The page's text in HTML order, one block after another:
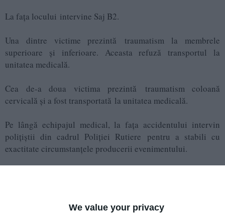
We value your privacy
La fața locului intervine Saj B2.
Una dintre victime prezintă traumatism la membrele
superioare și inferioare. Aceasta refuză transportul la
unitatea medicală.
Cea de-a doua victima prezintă traumatism coloană
cervicală și a fost transportată la unitatea medicală.
Pe lângă echipajul medical, la fața accidentului intervin
polițiștii din cadrul Poliției Rutiere pentru a stabili cu
exactitate circumstanțele producerii evenimentului.